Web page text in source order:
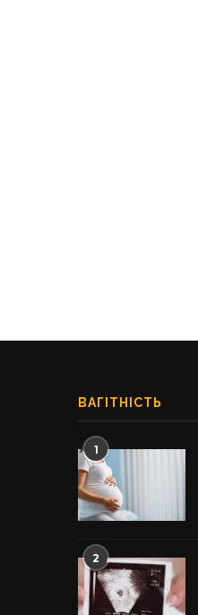
ВАГІТНІСТЬ
1
2